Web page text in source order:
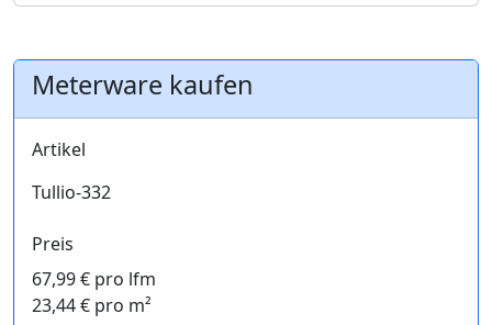
Meterware kaufen
Artikel
Tullio-332
Preis
67,99 € pro lfm
23,44 € pro m²